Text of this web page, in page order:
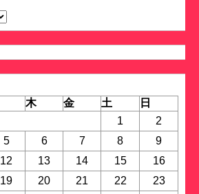
木 金 土
日
1
2
5 6 7 8
9
12 13 14 15
16
19 20 21 22
23